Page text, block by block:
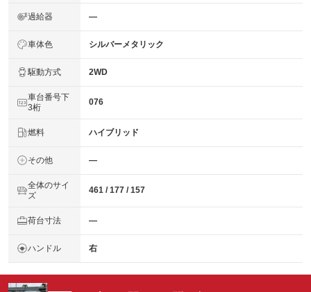
過給器 ―
車体色 シルバーメタリック
駆動方式 2WD
車台番号下
3桁
076
燃料 ハイブリッド
その他 ―
全体のサイ
ズ
461 / 177 / 157
荷台寸法 ―
ハンドル 右